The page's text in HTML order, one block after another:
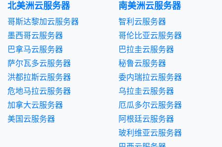
北美洲云服务器
哥斯达黎加云服务器
墨西哥云服务器
巴拿马云服务器
萨尔瓦多云服务器
洪都拉斯云服务器
危地马拉云服务器
加拿大云服务器
美国云服务器
南美洲云服务器
智利云服务器
哥伦比亚云服务器
巴拉圭云服务器
秘鲁云服务器
委内瑞拉云服务器
乌拉圭云服务器
厄瓜多尔云服务器
阿根廷云服务器
玻利维亚云服务器